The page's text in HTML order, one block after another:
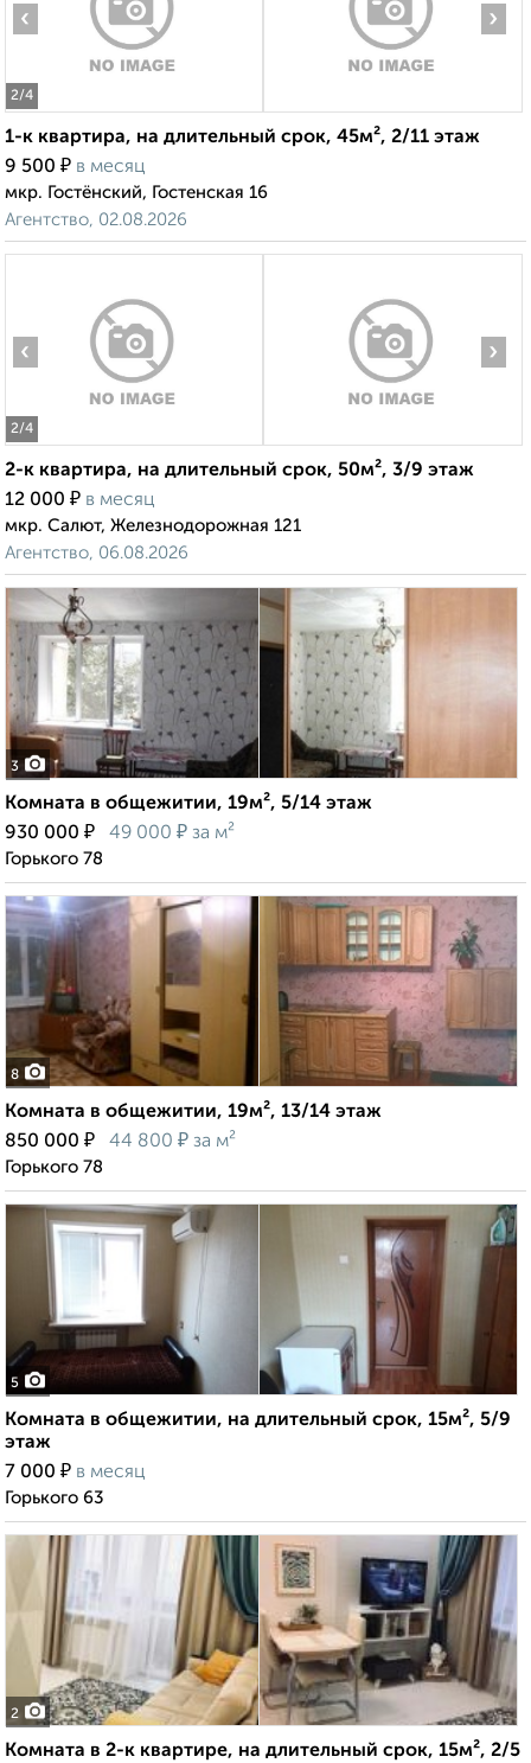
2/4
‹ ›
1-к квартира, на длительный срок, 45м², 2/11 этаж
9 500 ₽ в месяц
мкр. Гостёнский, Гостенская 16
Агентство, 02.08.2026
2/4
‹ ›
2-к квартира, на длительный срок, 50м², 3/9 этаж
12 000 ₽ в месяц
мкр. Салют, Железнодорожная 121
Агентство, 06.08.2026
3
Комната в общежитии, 19м², 5/14 этаж
930 000 ₽ 49 000 ₽ за м²
Горького 78
8
Комната в общежитии, 19м², 13/14 этаж
850 000 ₽ 44 800 ₽ за м²
Горького 78
5
Комната в общежитии, на длительный срок, 15м², 5/9
этаж
7 000 ₽ в месяц
Горького 63
2
Комната в 2-к квартире, на длительный срок, 15м², 2/5